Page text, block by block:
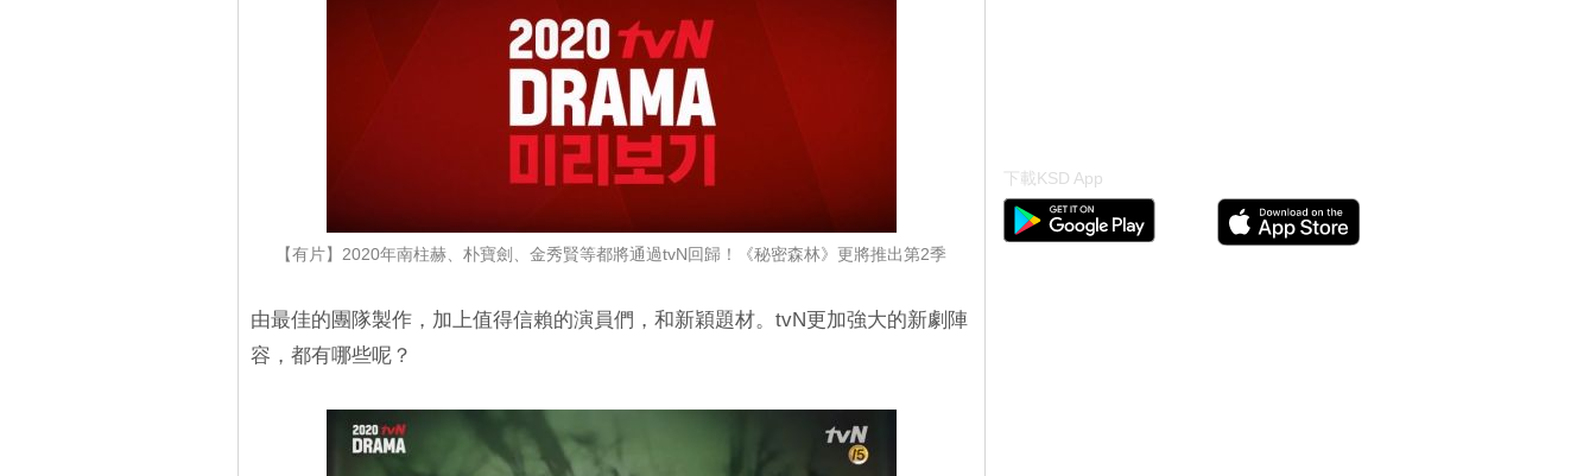
【有片】2020年南柱赫、朴寶劍、金秀賢等都將通過tvN回歸！《秘密森林》更將推出第2季
由最佳的團隊製作，加上值得信賴的演員們，和新穎題材。tvN更加強大的新劇陣
容，都有哪些呢？
下載KSD App